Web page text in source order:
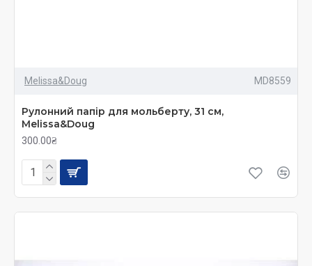
Melissa&Doug MD8559
Рулонний папір для мольберту, 31 см,
Melissa&Doug
300.00₴